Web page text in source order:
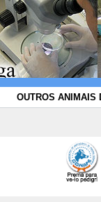
OUTROS ANIMAIS